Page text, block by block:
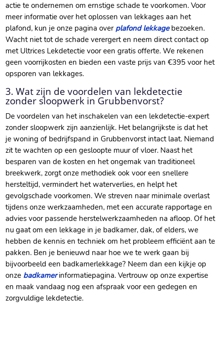
actie te ondernemen om ernstige schade te voorkomen. Voor
meer informatie over het oplossen van lekkages aan het
plafond, kun je onze pagina over plafond lekkagebezoeken.
Wacht niet tot de schade verergert en neem direct contact op
met Ultrices Lekdetectie voor een gratis offerte. We rekenen
geen voorrijkosten en bieden een vaste prijs van €395 voor het
opsporen van lekkages.
3. Wat zijn de voordelen van lekdetectie
zonder sloopwerk in Grubbenvorst?
De voordelen van het inschakelen van een lekdetectie-expert
zonder sloopwerk zijn aanzienlijk. Het belangrijkste is dat het
je woning of bedrijfspand in Grubbenvorst intact laat. Niemand
zit te wachten op een gesloopte muur of vloer. Naast het
besparen van de kosten en het ongemak van traditioneel
breekwerk, zorgt onze methodiek ook voor een snellere
hersteltijd, vermindert het waterverlies, en helpt het
gevolgschade voorkomen. We streven naar minimale overlast
tijdens onze werkzaamheden, met een accurate rapportage en
advies voor passende herstelwerkzaamheden na afloop. Of het
nu gaat om een lekkage in je badkamer, dak, of elders, we
hebben de kennis en techniek om het probleem efficiënt aan te
pakken. Ben je benieuwd naar hoe we te werk gaan bij
bijvoorbeeld een badkamerlekkage? Neem dan een kijkje op
onze badkamerinformatiepagina. Vertrouw op onze expertise
en maak vandaag nog een afspraak voor een gedegen en
zorgvuldige lekdetectie.